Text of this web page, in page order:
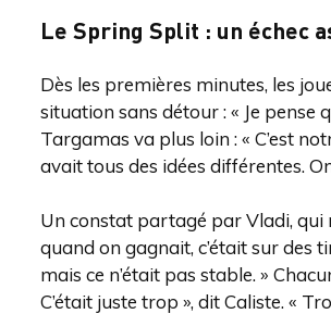
Le Spring Split : un échec
Dès les premières minutes, les
situation sans détour : « Je
Targamas va plus loin : « C’est
avait tous des idées différentes.
Un constat partagé par Vladi, qui
quand on gagnait, c’était sur des
mais ce n’était pas stable. »
C’était juste trop », dit Caliste. «